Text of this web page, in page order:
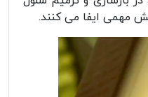
مهمی ایفا می کنند.